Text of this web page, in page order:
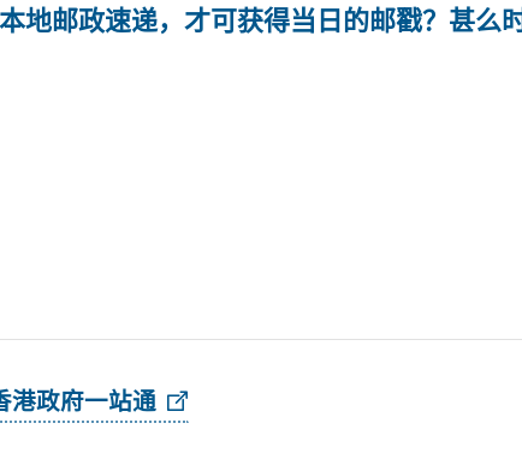
地邮政速递，才可获得当日的邮戳？甚么
页
港政府一站通